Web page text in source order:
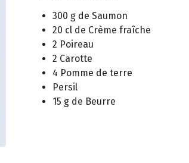
300 g de Saumon
20 cl de Crème fraîche
2 Poireau
2 Carotte
4 Pomme de terre
Persil
15 g de Beurre